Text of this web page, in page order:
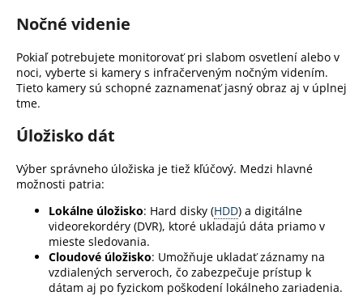
Nočné videnie
Pokiaľ potrebujete monitorovať pri slabom osvetlení alebo v
noci, vyberte si kamery s infračerveným nočným videním.
Tieto kamery sú schopné zaznamenať jasný obraz aj v úplnej
tme.
Úložisko dát
Výber správneho úložiska je tiež kľúčový. Medzi hlavné
možnosti patria:
Lokálne úložisko: Hard disky (HDD) a digitálne
videorekordéry (DVR), ktoré ukladajú dáta priamo v
mieste sledovania.
Cloudové úložisko: Umožňuje ukladať záznamy na
vzdialených serveroch, čo zabezpečuje prístup k
dátam aj po fyzickom poškodení lokálneho zariadenia.